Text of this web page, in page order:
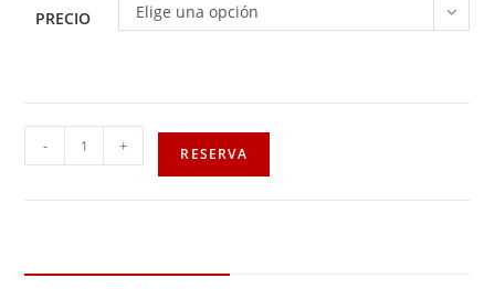
PRECIO Elige una opción
- + RESERVA